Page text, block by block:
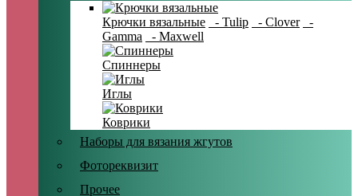
Крючки вязальные - Tulip - Clover
-
Gamma
- Maxwell
Спиннеры
Иглы
Коврики
Наборы для вязания жгутов
Фотореквизит
Прочее